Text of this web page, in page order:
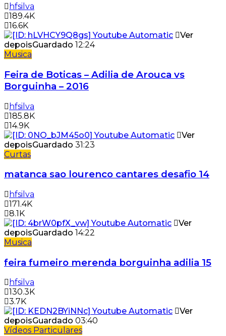
hfsilva
189.4K
16.6K
Ver
depoisGuardado 12:24
Musica
Feira de Boticas – Adilia de Arouca vs
Borguinha – 2016
hfsilva
185.8K
14.9K
Ver
depoisGuardado 31:23
Curtas
matanca sao lourenco cantares desafio 14
hfsilva
171.4K
8.1K
Ver
depoisGuardado 14:22
Musica
feira fumeiro merenda borguinha adilia 15
hfsilva
130.3K
3.7K
Ver
depoisGuardado 03:40
Vídeos Particulares